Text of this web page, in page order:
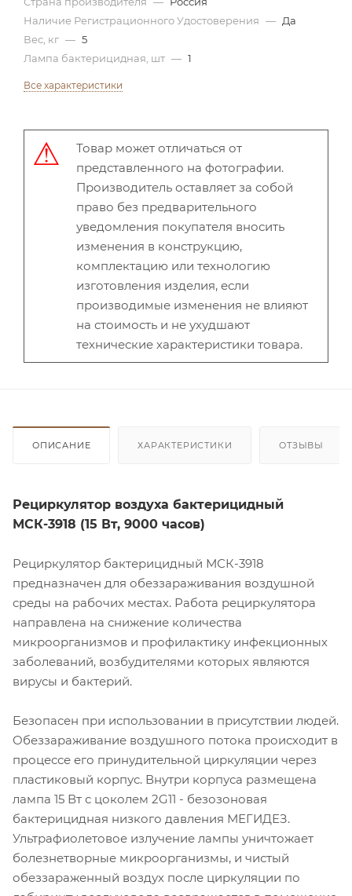
Наличие Регистрационного Удостоверения — Да
Вес, кг — 5
Лампа бактерицидная, шт — 1
Все характеристики
Товар может отличаться от
представленного на фотографии.
Производитель оставляет за собой
право без предварительного
уведомления покупателя вносить
изменения в конструкцию,
комплектацию или технологию
изготовления изделия, если
производимые изменения не влияют
на стоимость и не ухудшают
технические характеристики товара.
ОПИСАНИЕ ХАРАКТЕРИСТИКИ ОТЗЫВЫ
Рециркулятор воздуха бактерицидный
МСК-3918 (15 Вт, 9000 часов)
Рециркулятор бактерицидный МСК-3918
предназначен для обеззараживания воздушной
среды на рабочих местах. Работа рециркулятора
направлена на снижение количества
микроорганизмов и профилактику инфекционных
заболеваний, возбудителями которых являются
вирусы и бактерий.
Безопасен при использовании в присутствии людей.
Обеззараживание воздушного потока происходит в
процессе его принудительной циркуляции через
пластиковый корпус. Внутри корпуса размещена
лампа 15 Вт с цоколем 2G11 - безозоновая
бактерицидная низкого давления МЕГИДЕЗ.
Ультрафиолетовое излучение лампы уничтожает
болезнетворные микроорганизмы, и чистый
обеззараженный воздух после циркуляции по